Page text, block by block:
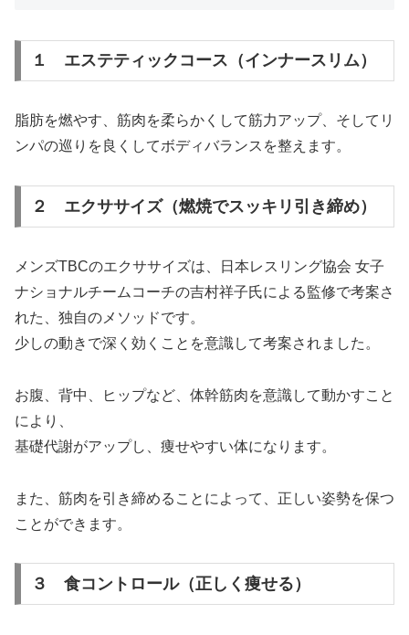
１ エステティックコース（インナースリム）
脂肪を燃やす、筋肉を柔らかくして筋力アップ、そしてリ
ンパの巡りを良くしてボディバランスを整えます。
２ エクササイズ（燃焼でスッキリ引き締め）
メンズTBCのエクササイズは、日本レスリング協会 女子
ナショナルチームコーチの吉村祥子氏による監修で考案さ
れた、独自のメソッドです。
少しの動きで深く効くことを意識して考案されました。
お腹、背中、ヒップなど、体幹筋肉を意識して動かすこと
により、
基礎代謝がアップし、痩せやすい体になります。
また、筋肉を引き締めることによって、正しい姿勢を保つ
ことができます。
３ 食コントロール（正しく痩せる）